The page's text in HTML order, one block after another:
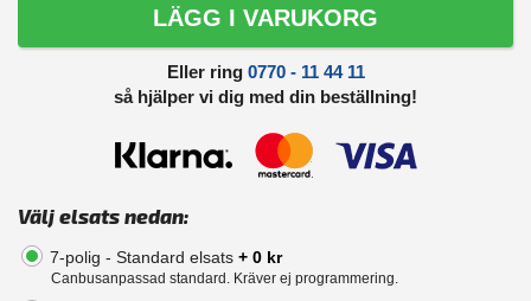
LÄGG I VARUKORG
Eller ring 0770 - 11 44 11
så hjälper vi dig med din beställning!
Välj elsats nedan:
7-polig - Standard elsats + 0 kr
Canbusanpassad standard. Kräver ej programmering.